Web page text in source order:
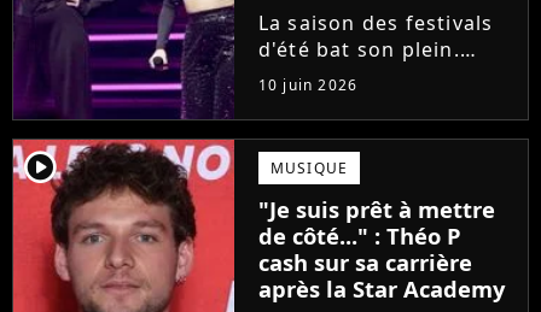
La saison des festivals
d'été bat son plein.
Avant sa venue à
Solidays ou aux
Francofolies, cette
chanteuse phare de la
pop francophone fait
une annonce de taille :
une fois sa tournée...
10 juin 2026
player2 MUSIQUE
"Je suis prêt à mettre
de côté..." : Théo P
cash sur sa carrière
après la Star Academy